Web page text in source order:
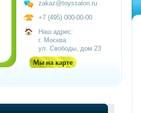
zakaz@toyssalon.ru
+7 (495) 000-00-00
Наш адрес:
г. Москва
ул. Свободы, дом 23